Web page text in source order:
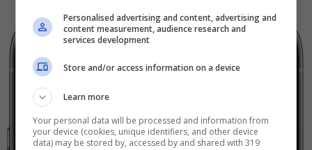
Personalised advertising and content, advertising and
content measurement, audience research and
services development
Store and/or access information on a device
Learn more
Your personal data will be processed and information from
your device (cookies, unique identifiers, and other device
data) may be stored by, accessed by and shared with 319